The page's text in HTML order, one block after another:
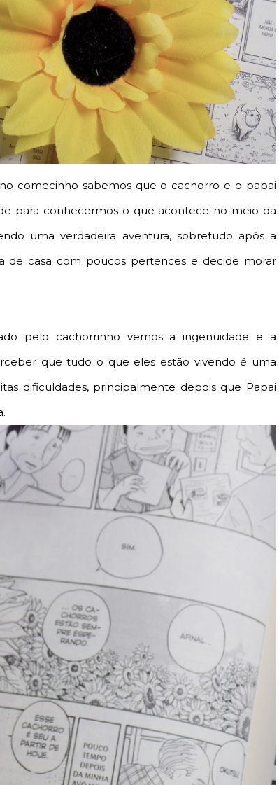
comecinho sabemos que o cachorro e o papai
para conhecermos o que acontece no meio da
uma verdadeira aventura, sobretudo após a
de casa com poucos pertences e decide morar
pelo cachorrinho vemos a ingenuidade e a
que tudo o que eles estão vivendo é uma
dificuldades, principalmente depois que Papai